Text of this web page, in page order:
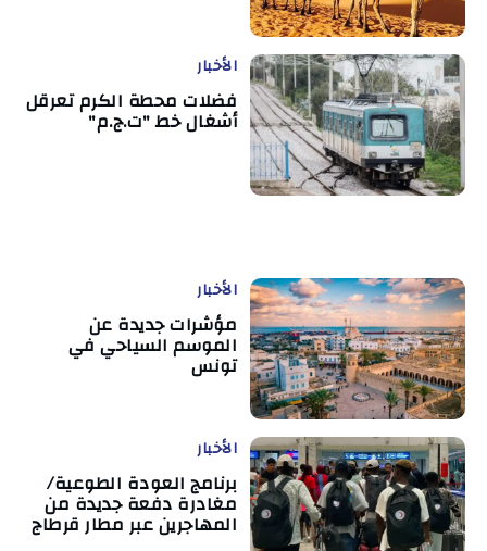
الأخبار
فضلات محطة الكرم تعرقل
أشغال خط "ت.ج.م"
الأخبار
مؤشرات جديدة عن
الموسم السياحي في
تونس
الأخبار
برنامج العودة الطوعية/
مغادرة دفعة جديدة من
المهاجرين عبر مطار قرطاج